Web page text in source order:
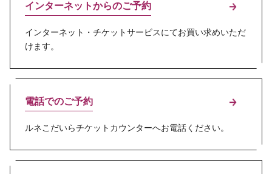
インターネットからのご予約
インターネット・チケットサービスにてお買い求めいただ
けます。
電話でのご予約
ルネこだいらチケットカウンターへお電話ください。